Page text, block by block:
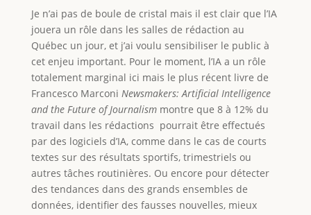
Je n’ai pas de boule de cristal mais il est clair que l’IA
jouera un rôle dans les salles de rédaction au
Québec un jour, et j’ai voulu sensibiliser le public à
cet enjeu important. Pour le moment, l’IA a un rôle
totalement marginal ici mais le plus récent livre de
Francesco Marconi Newsmakers: Artificial Intelligence
and the Future of Journalismmontre que 8 à 12% du
travail dans les rédactions pourrait être effectués
par des logiciels d’IA, comme dans le cas de courts
textes sur des résultats sportifs, trimestriels ou
autres tâches routinières. Ou encore pour détecter
des tendances dans des grands ensembles de
données, identifier des fausses nouvelles, mieux